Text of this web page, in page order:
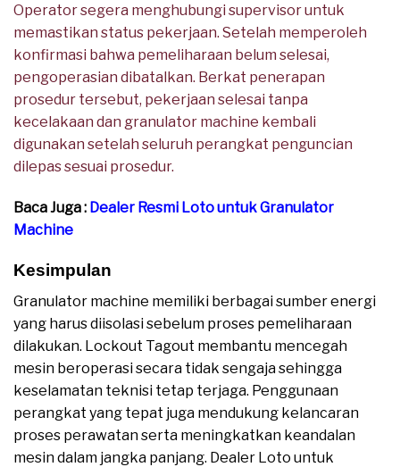
Operator segera menghubungi supervisor untuk
memastikan status pekerjaan. Setelah memperoleh
konfirmasi bahwa pemeliharaan belum selesai,
pengoperasian dibatalkan. Berkat penerapan
prosedur tersebut, pekerjaan selesai tanpa
kecelakaan dan granulator machine kembali
digunakan setelah seluruh perangkat penguncian
dilepas sesuai prosedur.
Baca Juga : Dealer Resmi Loto untuk Granulator
Machine
Kesimpulan
Granulator machine memiliki berbagai sumber energi
yang harus diisolasi sebelum proses pemeliharaan
dilakukan. Lockout Tagout membantu mencegah
mesin beroperasi secara tidak sengaja sehingga
keselamatan teknisi tetap terjaga. Penggunaan
perangkat yang tepat juga mendukung kelancaran
proses perawatan serta meningkatkan keandalan
mesin dalam jangka panjang. Dealer Loto untuk